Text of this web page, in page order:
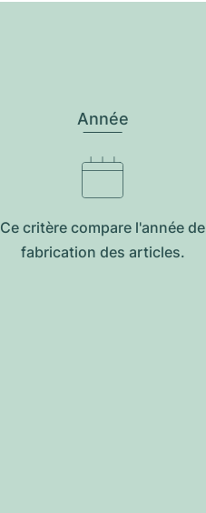
Année
Ce critère compare l'année de
fabrication des articles.